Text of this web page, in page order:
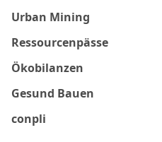
Urban Mining
Ressourcenpässe
Ökobilanzen
Gesund Bauen
conpli